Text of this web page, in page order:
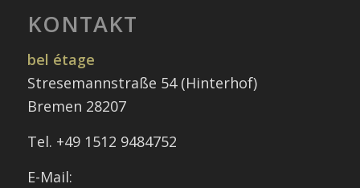
KONTAKT
bel étage
Stresemannstraße 54 (Hinterhof)
Bremen 28207
Tel. +49 1512 9484752
E-Mail: